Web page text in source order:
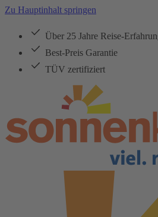
Zu Hauptinhalt springen
Über 25 Jahre Reise-
Best-Preis Garantie
TÜV zertifiziert